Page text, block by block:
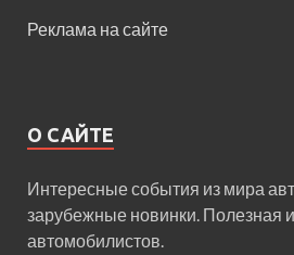
Реклама на сайте
О САЙТЕ
Интересные события из мира
зарубежные новинки. Полезная
автомобилистов.